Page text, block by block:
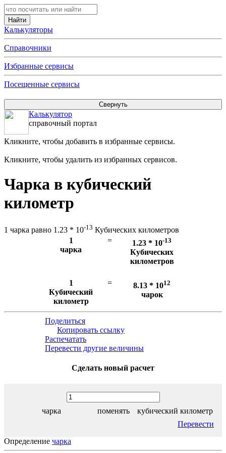
Калькуляторы
Справочники
Избранные сервисы
Посещенные сервисы
Калькулятор
справочный портал
Кликните, чтобы добавить в избранные сервисы.
Кликните, чтобы удалить из избранных сервисов.
Чарка в кубический
километр
1 чарка равно 1.23 * 10-13 Кубических километров
1
чарка
= 1.23 * 10-13
Кубических
километров
1
Кубический
километр
= 8.13 * 1012
чарок
Поделиться
Копировать ссылку
Распечатать
Перевести другие величины
Сделать новый расчет
чарка поменять
кубический километр
Перевести
Определение чарка